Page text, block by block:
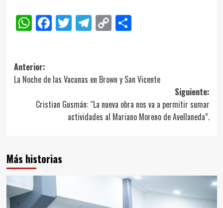
WhatsApp
Facebook
Twitter
Telegram
CopyCompartir
Navegación
de
entradas
Anterior:
La Noche de las Vacunas en Brown y San Vicente
Siguiente:
Cristian Gusmán: “La nueva obra nos va a permitir sumar
actividades al Mariano Moreno de Avellaneda”.
Más historias